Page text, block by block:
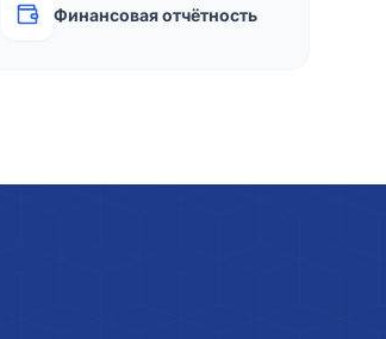
Финансовая отчётность